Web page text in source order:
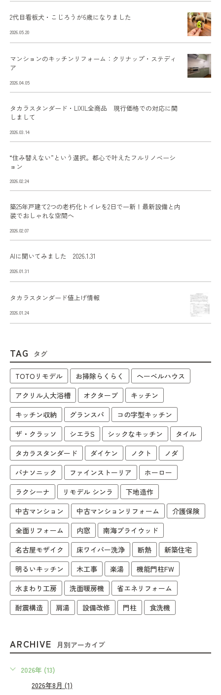
2代目看板犬・こじろうが6歳になりました
2026.05.20
マンションのキッチンリフォーム：クリナップ・ステディ
ア
2026.04.05
タカラスタンダード・LIXIL全商品 現行価格での対応に関
しまして
2026.03.14
“住み替えない”という選択。都心で叶えたフルリノベーシ
ョン
2026.02.24
築25年戸建て2つの老朽化トイレを2日で一新！最新設備と内
装でおしゃれな空間へ
2026.02.07
AIに聞いてみました 2026.1.31
2026.01.31
タカラスタンダード値上げ情報
2026.01.24
TAG タグ
TOTOリモデル お掃除らくらく
へーベルハウス
アクリル人大浴槽
オクターブ
キッチン
キッチン収納
グランスパ
コの字型キッチン
ザ・クラッソ
シエラS シックなキッチン
タイル
タカラスタンダード
ダイケン ノクト
ノダ
パナソニック
ファインストーリア
ホーロー
ラクシーナ
リモデル シンラ
下地造作
中古マンション
中古マンションリフォーム
介護保険
全面リフォーム
内窓
南海プライウッド
名古屋モザイク
床ワイパー洗浄 断熱
新築住宅
明るいキッチン
木工事 楽湯
機能門柱FW
水まわり工房
洗面暖房機
省エネリフォーム
耐震構造
肩湯 設備改修 門柱 食洗機
ARCHIVE 月別アーカイブ
2026年 (13)
2026年8月 (1)